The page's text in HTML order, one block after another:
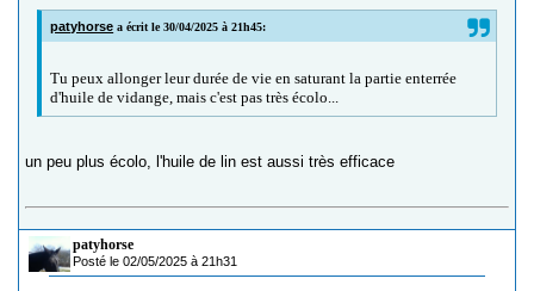
patyhorse a écrit le 30/04/2025 à 21h45:
Tu peux allonger leur durée de vie en saturant la partie enterrée
d'huile de vidange, mais c'est pas très écolo...
un peu plus écolo, l'huile de lin est aussi très efficace
patyhorse
Posté le 02/05/2025 à 21h31